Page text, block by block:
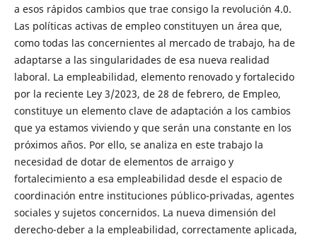
a esos rápidos cambios que trae consigo la revolución 4.0.
Las políticas activas de empleo constituyen un área que,
como todas las concernientes al mercado de trabajo, ha de
adaptarse a las singularidades de esa nueva realidad
laboral. La empleabilidad, elemento renovado y fortalecido
por la reciente Ley 3/2023, de 28 de febrero, de Empleo,
constituye un elemento clave de adaptación a los cambios
que ya estamos viviendo y que serán una constante en los
próximos años. Por ello, se analiza en este trabajo la
necesidad de dotar de elementos de arraigo y
fortalecimiento a esa empleabilidad desde el espacio de
coordinación entre instituciones público-privadas, agentes
sociales y sujetos concernidos. La nueva dimensión del
derecho-deber a la empleabilidad, correctamente aplicada,